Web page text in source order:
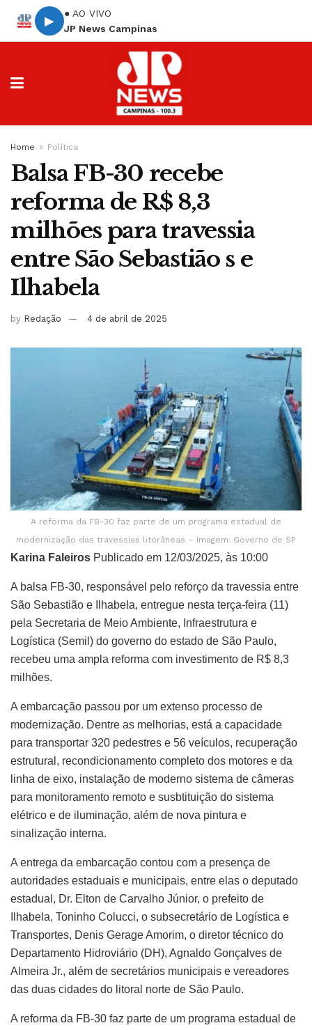
▶
● AO VIVO
JP News Campinas
Home Política
Balsa FB-30 recebe
reforma de R$ 8,3
milhões para travessia
entre São Sebastião s e
Ilhabela
by Redação 4 de abril de 2025
A reforma da FB-30 faz parte de um programa estadual de
modernização das travessias litorâneas – Imagem: Governo de SP
Karina Faleiros Publicado em 12/03/2025, às 10:00
A balsa FB-30, responsável pelo reforço da travessia entre
São Sebastião e Ilhabela, entregue nesta terça-feira (11)
pela Secretaria de Meio Ambiente, Infraestrutura e
Logística (Semil) do governo do estado de São Paulo,
recebeu uma ampla reforma com investimento de R$ 8,3
milhões.
A embarcação passou por um extenso processo de
modernização. Dentre as melhorias, está a capacidade
para transportar 320 pedestres e 56 veículos, recuperação
estrutural, recondicionamento completo dos motores e da
linha de eixo, instalação de moderno sistema de câmeras
para monitoramento remoto e susbtituição do sistema
elétrico e de iluminação, além de nova pintura e
sinalização interna.
A entrega da embarcação contou com a presença de
autoridades estaduais e municipais, entre elas o deputado
estadual, Dr. Elton de Carvalho Júnior, o prefeito de
Ilhabela, Toninho Colucci, o subsecretário de Logística e
Transportes, Denis Gerage Amorim, o diretor técnico do
Departamento Hidroviário (DH), Agnaldo Gonçalves de
Almeira Jr., além de secretários municipais e vereadores
das duas cidades do litoral norte de São Paulo.
A reforma da FB-30 faz parte de um programa estadual de